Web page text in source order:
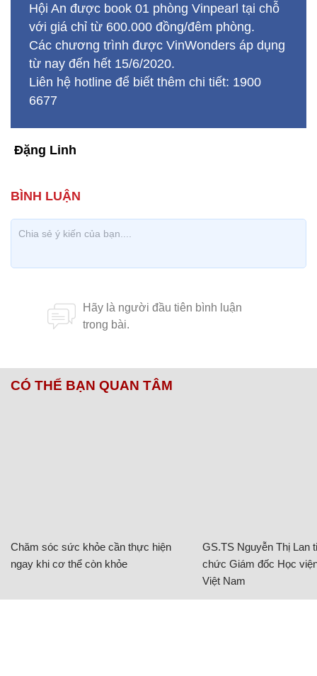
Hội An được book 01 phòng Vinpearl tại chỗ
với giá chỉ từ 600.000 đồng/đêm phòng.
Các chương trình được VinWonders áp dụng
từ nay đến hết 15/6/2020.
Liên hệ hotline để biết thêm chi tiết: 1900
6677
Đặng Linh
CÓ THỂ BẠN QUAN TÂM
Chăm sóc sức khỏe cần thực hiện
ngay khi cơ thể còn khỏe
GS.TS Nguyễn Thị Lan
chức Giám đốc Học
Việt Nam